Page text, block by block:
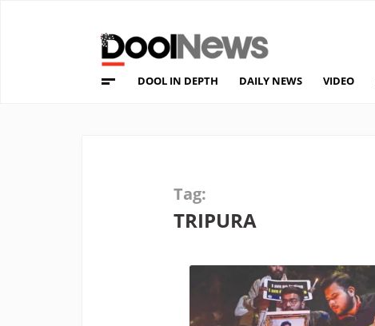
DOOL IN DEPTH DAILY NEWS VIDEO
Tag:
TRIPURA